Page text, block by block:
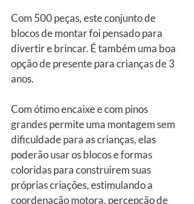
Com 500 peças, este conjunto de
blocos de montar foi pensado para
divertir e brincar. É também uma boa
opção de presente para crianças de 3
anos.
Com ótimo encaixe e com pinos
grandes permite uma montagem sem
dificuldade para as crianças, elas
poderão usar os blocos e formas
coloridas para construirem suas
próprias criações, estimulando a
coordenação motora, percepção de